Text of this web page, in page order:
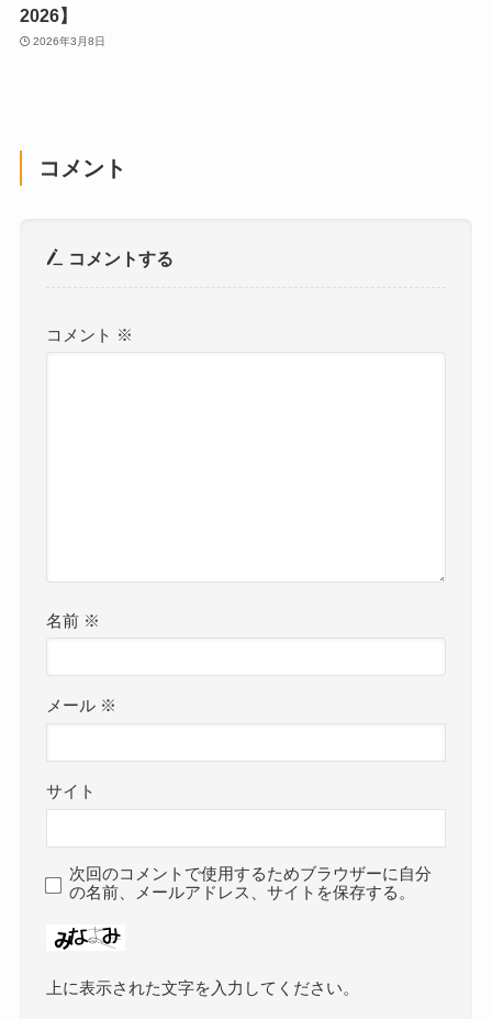
2026】
2026年3月8日
コメント
コメントする
コメント ※
名前 ※
メール ※
サイト
次回のコメントで使用するためブラウザーに自分
の名前、メールアドレス、サイトを保存する。
上に表示された文字を入力してください。